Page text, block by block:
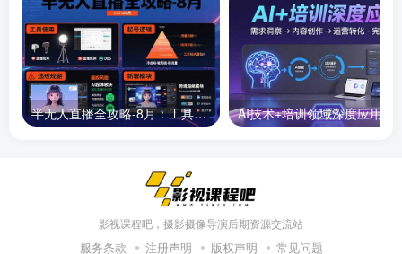
半无人直播全攻略-8月：工具使用+起号逻辑+违规规避,新增AI超体与跨境模块
影视课程吧，摄影摄像导演后期资源交流站
服务条款 注册声明 版权声明 常见问题